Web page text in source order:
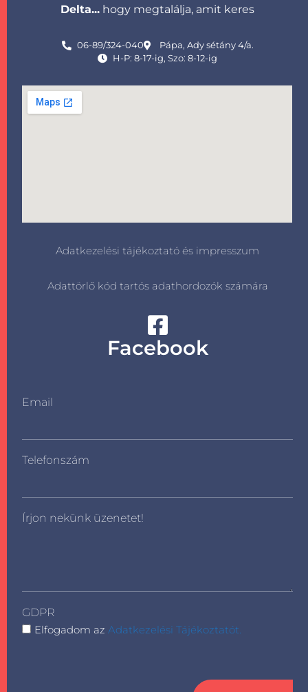
Delta... hogy megtalálja, amit keres
06-89/324-040
Pápa, Ady sétány 4/a.
H-P: 8-17-ig, Szo: 8-12-ig
Adatkezelési tájékoztató és impresszum
Adattörlő kód tartós adathordozók számára
Facebook
Email
Telefonszám
Írjon nekünk üzenetet!
GDPR
Elfogadom azAdatkezelési Tájékoztatót.